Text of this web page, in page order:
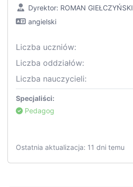
Dyrektor: ROMAN GIEŁCZYŃSKI
angielski
Liczba uczniów:
Liczba oddziałów:
Liczba nauczycieli:
Specjaliści:
Pedagog
Ostatnia aktualizacja: 11 dni temu